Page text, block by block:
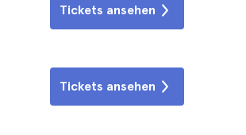
Tickets ansehen
Tickets ansehen